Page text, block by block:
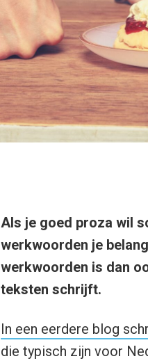
Als je goed proza wil
werkwoorden je
werkwoorden is dan
teksten schrijft.
In een eerdere blog
die typisch zijn voor